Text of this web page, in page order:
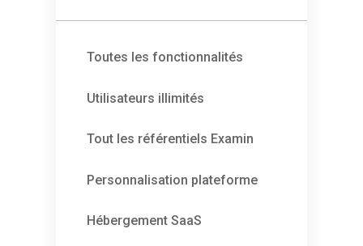
Toutes les fonctionnalités
Utilisateurs illimités
Tout les référentiels Examin
Personnalisation plateforme
Hébergement SaaS